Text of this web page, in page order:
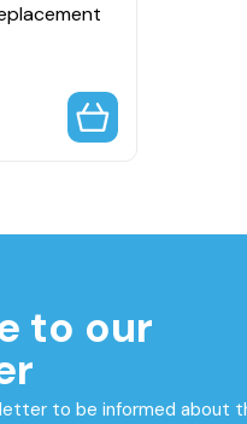
to our
to be informed about